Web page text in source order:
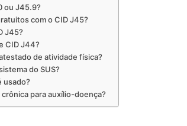
ou J45.9?
com o CID J45?
J45?
CID J44?
de atividade física?
do SUS?
usado?
para auxílio-doença?